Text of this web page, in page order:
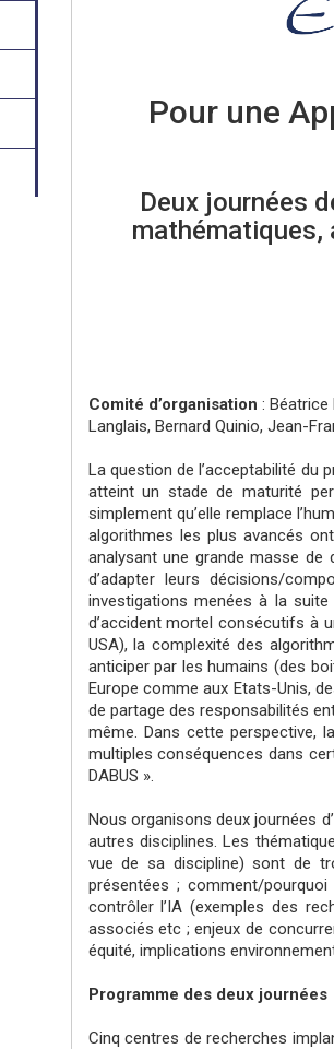
Pour une
Deux journées
mathématiques,
Comité d’organisation : Béatrice
Langlais, Bernard Quinio, Jean-
La question de l’acceptabilité du
atteint un stade de maturité
simplement qu’elle remplace
algorithmes les plus avancés
analysant une grande masse de
d’adapter leurs décisions/
investigations menées à la
d’accident mortel consécutifs à
USA), la complexité des
anticiper par les humains (des
Europe comme aux Etats-Unis,
de partage des responsabilités
même. Dans cette perspective,
multiples conséquences dans
DABUS ».
Nous organisons deux journées
autres disciplines. Les
vue de sa discipline) sont de
présentées ; comment/
contrôler l’IA (exemples des
associés etc ; enjeux de
équité, implications
Programme des deux journées
Cinq centres de recherches